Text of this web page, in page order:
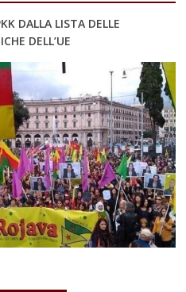
DALLA LISTA DELLE
DELL’UE